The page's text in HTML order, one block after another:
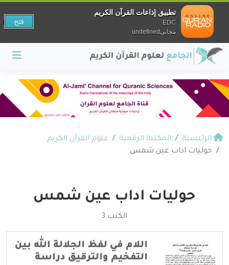
الرئيسية المكتبة الرقمية
علوم القرآن الكريم
حوليات اداب عين شمس
حوليات اداب عين شمس
الكتب 3
اللام في لفظ الجلالة الله بين
التفخيم والترقيق دراسة
تطبيق إذاعات القرآن الكريم
EDC
مجانيundefined
فتح